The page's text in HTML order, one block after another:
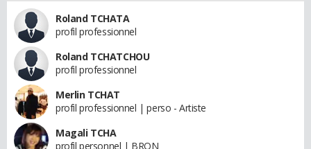
Roland TCHATA
profil professionnel
Roland TCHATCHOU
profil professionnel
Merlin TCHAT
profil professionnel | perso - Artiste
Magali TCHA
profil personnel | BRON